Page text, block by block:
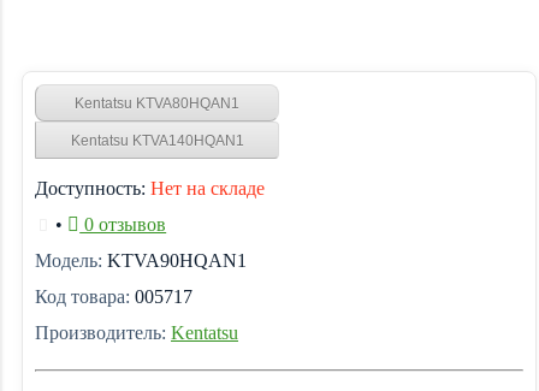
Kentatsu KTVA80HQAN1
Kentatsu KTVA140HQAN1
Доступность: Нет на складе
•
0 отзывов
Модель: KTVA90HQAN1
Код товара: 005717
Производитель: Kentatsu